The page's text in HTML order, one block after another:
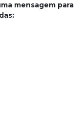
mensagem para